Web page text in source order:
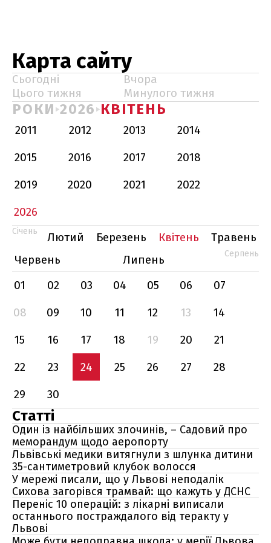
Карта сайту
Сьогодні
Вчора
Цього тижня
Минулого тижня
РОКИ 2026 КВІТЕНЬ
2011 2012 2013
2014
2015
2016 2017
2018
2019
2020 2021
2022
2026
Січень Лютий Березень Квітень
Травень
Червень
Липень Серпень
01 02 03 04 05 06
07
08
09 10 11 12 13
14
15
16 17 18 19 20
21
22
23 24 25 26 27
28
29
30
Статті
Один із найбільших злочинів, – Садовий про
меморандум щодо аеропорту
Львівські медики витягнули з шлунка дитини
35-сантиметровий клубок волосся
У мережі писали, що у Львові неподалік
Сихова загорівся трамвай: що кажуть у ДСНС
Переніс 10 операцій: з лікарні виписали
останнього постраждалого від теракту у
Львові